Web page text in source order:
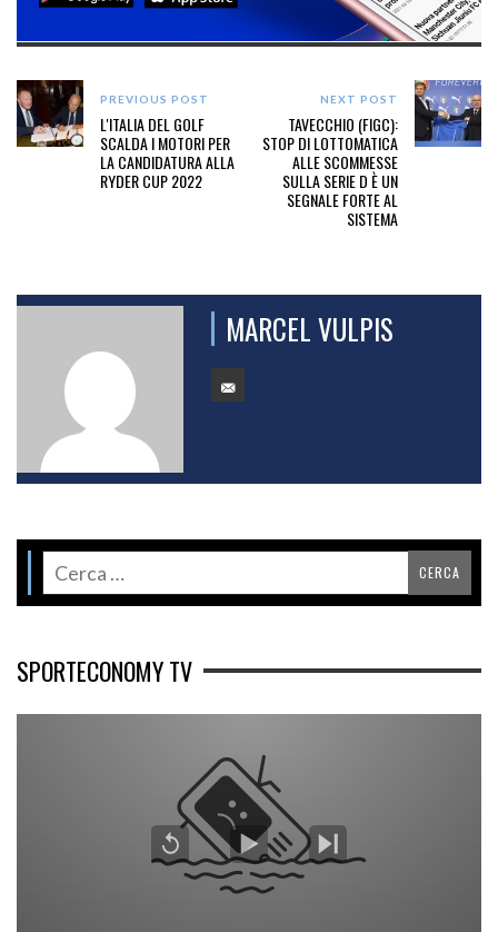
PREVIOUS POST
L'ITALIA DEL GOLF
SCALDA I MOTORI PER
LA CANDIDATURA ALLA
RYDER CUP 2022
NEXT POST
TAVECCHIO (FIGC):
STOP DI LOTTOMATICA
ALLE SCOMMESSE
SULLA SERIE D È UN
SEGNALE FORTE AL
SISTEMA
MARCEL VULPIS
SPORTECONOMY TV